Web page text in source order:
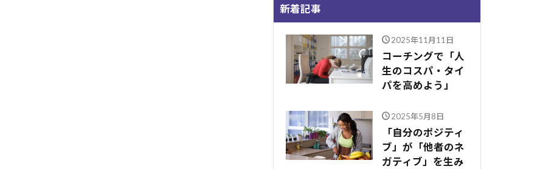
新着記事
2025年11月11日
コーチングで「人
生のコスパ・タイ
パを高めよう」
2025年5月8日
「自分のポジティ
ブ」が「他者のネ
ガティブ」を生み